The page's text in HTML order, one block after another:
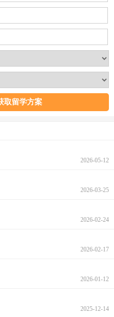
2026-05-12
2026-03-25
2026-02-24
2026-02-17
2026-01-12
2025-12-14